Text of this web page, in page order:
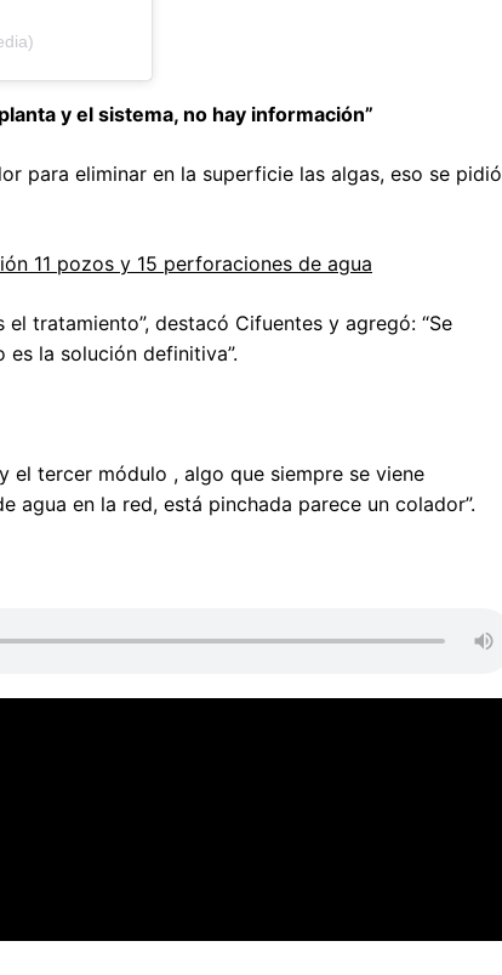
y el sistema, no hay información”
para eliminar en la superficie las algas, eso se pidió
11 pozos y 15 perforaciones de agua
tratamiento”, destacó Cifuentes y agregó: “Se
la solución definitiva”.
el tercer módulo , algo que siempre se viene
agua en la red, está pinchada parece un colador”.